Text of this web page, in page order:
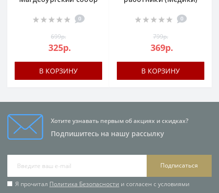
0
699р.
325р.
В КОРЗИНУ
0
799р.
369р.
В КОРЗИНУ
Хотите узнавать первым об акциях и скидках?
Подпишитесь на нашу рассылку
Подписаться
Я прочитал Политика Безопасности и согласен с условиями